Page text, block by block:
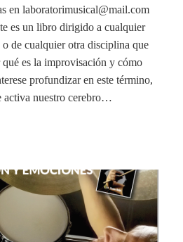
en laboratorimusical@mail.com
es un libro dirigido a cualquier
de cualquier otra disciplina que
qué es la improvisación y cómo
profundizar en este término,
activa nuestro cerebro…